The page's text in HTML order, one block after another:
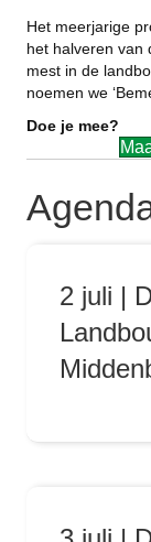
Het meerjarige
het halveren van
mest in de
noemen we
Doe je mee?
2 juli |